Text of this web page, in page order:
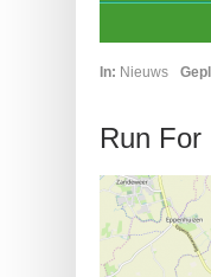
In: Nieuws
Run For